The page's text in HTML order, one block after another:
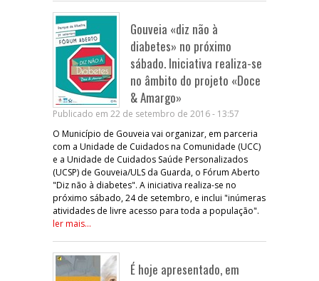
Gouveia «diz não à
diabetes» no próximo
sábado. Iniciativa realiza-se
no âmbito do projeto «Doce
& Amargo»
Publicado em 22 de setembro de 2016 - 13:57
O Município de Gouveia vai organizar, em parceria
com a Unidade de Cuidados na Comunidade (UCC)
e a Unidade de Cuidados Saúde Personalizados
(UCSP) de Gouveia/ULS da Guarda, o Fórum Aberto
"Diz não à diabetes". A iniciativa realiza-se no
próximo sábado, 24 de setembro, e inclui "inúmeras
atividades de livre acesso para toda a população".
ler mais...
É hoje apresentado, em